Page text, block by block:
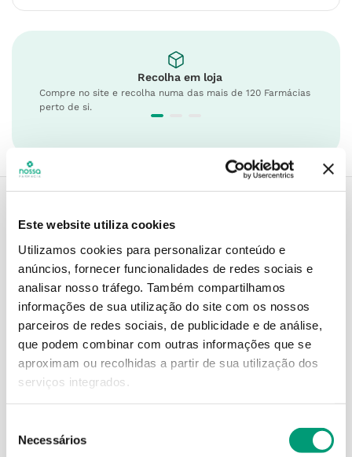
Este website utiliza cookies
Utilizamos cookies para personalizar conteúdo e
anúncios, fornecer funcionalidades de redes sociais e
analisar nosso tráfego. Também compartilhamos
informações de sua utilização do site com os nossos
parceiros de redes sociais, de publicidade e de análise,
que podem combinar com outras informações que se
aproximam ou recolhidas a partir de sua utilização dos
serviços integrados.
Necessários
Recolha em loja
Compre no site e recolha numa das mais de 120 Farmácias
perto de si.
Descrição do Produto
Modo de utilização
Informações técnicas